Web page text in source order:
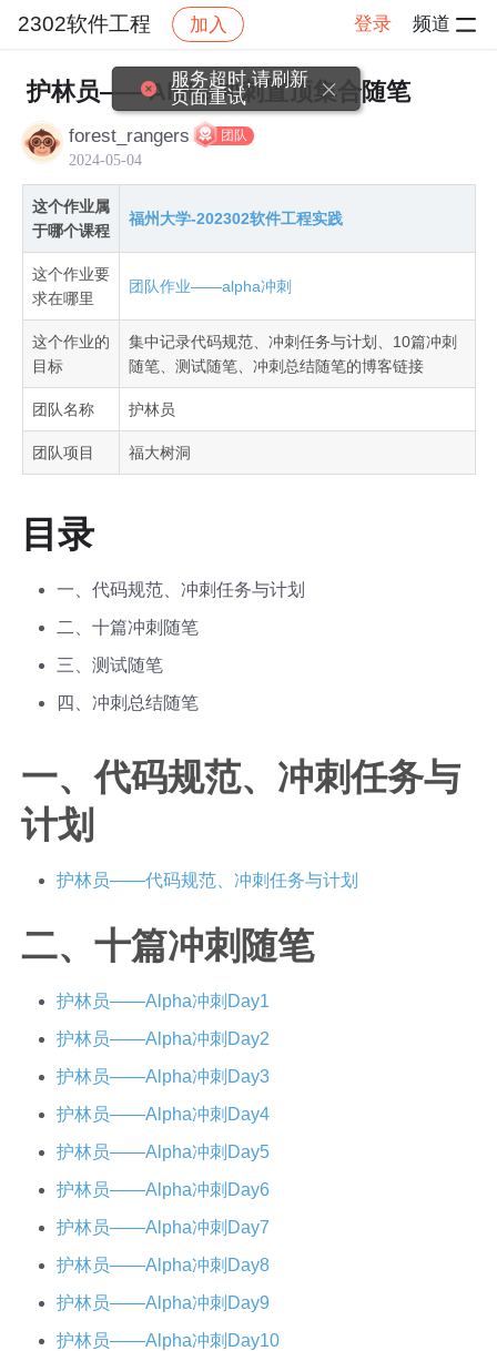
2302软件工程 加入 登录 频道
社区 2302软件工程 作业提交 帖子详情
护林员——Alpha冲刺置顶集合随笔
forest_rangers 团队
2024-05-04
这个作业属
于哪个课程
福州大学-202302软件工程实践
这个作业要
求在哪里
团队作业——alpha冲刺
这个作业的
目标
集中记录代码规范、冲刺任务与计划、10篇冲刺
随笔、测试随笔、冲刺总结随笔的博客链接
团队名称 护林员
团队项目 福大树洞
目录
一、代码规范、冲刺任务与计划
二、十篇冲刺随笔
三、测试随笔
四、冲刺总结随笔
一、代码规范、冲刺任务与
计划
护林员——代码规范、冲刺任务与计划
二、十篇冲刺随笔
护林员——Alpha冲刺Day1
护林员——Alpha冲刺Day2
护林员——Alpha冲刺Day3
护林员——Alpha冲刺Day4
护林员——Alpha冲刺Day5
护林员——Alpha冲刺Day6
护林员——Alpha冲刺Day7
护林员——Alpha冲刺Day8
护林员——Alpha冲刺Day9
护林员——Alpha冲刺Day10
服务超时,请刷新
页面重试